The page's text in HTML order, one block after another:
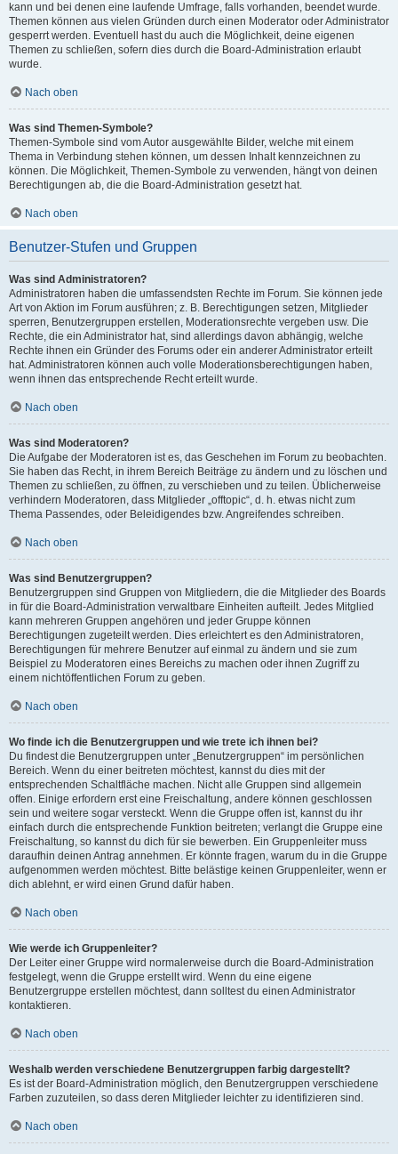
kann und bei denen eine laufende Umfrage, falls vorhanden, beendet wurde.
Themen können aus vielen Gründen durch einen Moderator oder Administrator
gesperrt werden. Eventuell hast du auch die Möglichkeit, deine eigenen
Themen zu schließen, sofern dies durch die Board-Administration erlaubt
wurde.
Nach oben
Was sind Themen-Symbole?
Themen-Symbole sind vom Autor ausgewählte Bilder, welche mit einem
Thema in Verbindung stehen können, um dessen Inhalt kennzeichnen zu
können. Die Möglichkeit, Themen-Symbole zu verwenden, hängt von deinen
Berechtigungen ab, die die Board-Administration gesetzt hat.
Nach oben
Benutzer-Stufen und Gruppen
Was sind Administratoren?
Administratoren haben die umfassendsten Rechte im Forum. Sie können jede
Art von Aktion im Forum ausführen; z. B. Berechtigungen setzen, Mitglieder
sperren, Benutzergruppen erstellen, Moderationsrechte vergeben usw. Die
Rechte, die ein Administrator hat, sind allerdings davon abhängig, welche
Rechte ihnen ein Gründer des Forums oder ein anderer Administrator erteilt
hat. Administratoren können auch volle Moderationsberechtigungen haben,
wenn ihnen das entsprechende Recht erteilt wurde.
Nach oben
Was sind Moderatoren?
Die Aufgabe der Moderatoren ist es, das Geschehen im Forum zu beobachten.
Sie haben das Recht, in ihrem Bereich Beiträge zu ändern und zu löschen und
Themen zu schließen, zu öffnen, zu verschieben und zu teilen. Üblicherweise
verhindern Moderatoren, dass Mitglieder „offtopic“, d. h. etwas nicht zum
Thema Passendes, oder Beleidigendes bzw. Angreifendes schreiben.
Nach oben
Was sind Benutzergruppen?
Benutzergruppen sind Gruppen von Mitgliedern, die die Mitglieder des Boards
in für die Board-Administration verwaltbare Einheiten aufteilt. Jedes Mitglied
kann mehreren Gruppen angehören und jeder Gruppe können
Berechtigungen zugeteilt werden. Dies erleichtert es den Administratoren,
Berechtigungen für mehrere Benutzer auf einmal zu ändern und sie zum
Beispiel zu Moderatoren eines Bereichs zu machen oder ihnen Zugriff zu
einem nichtöffentlichen Forum zu geben.
Nach oben
Wo finde ich die Benutzergruppen und wie trete ich ihnen bei?
Du findest die Benutzergruppen unter „Benutzergruppen“ im persönlichen
Bereich. Wenn du einer beitreten möchtest, kannst du dies mit der
entsprechenden Schaltfläche machen. Nicht alle Gruppen sind allgemein
offen. Einige erfordern erst eine Freischaltung, andere können geschlossen
sein und weitere sogar versteckt. Wenn die Gruppe offen ist, kannst du ihr
einfach durch die entsprechende Funktion beitreten; verlangt die Gruppe eine
Freischaltung, so kannst du dich für sie bewerben. Ein Gruppenleiter muss
daraufhin deinen Antrag annehmen. Er könnte fragen, warum du in die Gruppe
aufgenommen werden möchtest. Bitte belästige keinen Gruppenleiter, wenn er
dich ablehnt, er wird einen Grund dafür haben.
Nach oben
Wie werde ich Gruppenleiter?
Der Leiter einer Gruppe wird normalerweise durch die Board-Administration
festgelegt, wenn die Gruppe erstellt wird. Wenn du eine eigene
Benutzergruppe erstellen möchtest, dann solltest du einen Administrator
kontaktieren.
Nach oben
Weshalb werden verschiedene Benutzergruppen farbig dargestellt?
Es ist der Board-Administration möglich, den Benutzergruppen verschiedene
Farben zuzuteilen, so dass deren Mitglieder leichter zu identifizieren sind.
Nach oben